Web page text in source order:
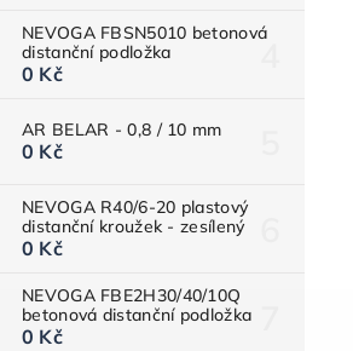
NEVOGA FBSN5010 betonová
distanční podložka
0 Kč
AR BELAR - 0,8 / 10 mm
0 Kč
NEVOGA R40/6-20 plastový
distanční kroužek - zesílený
0 Kč
NEVOGA FBE2H30/40/10Q
betonová distanční podložka
0 Kč